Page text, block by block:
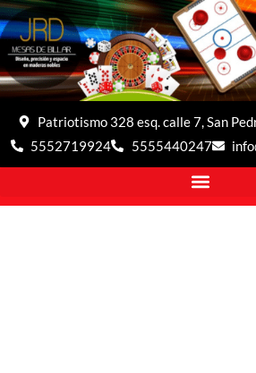
Patriotismo 328 esq. calle 7, San
5552719924
5555440247